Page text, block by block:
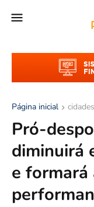
Página inicial cidades
Pró-
diminuirá
e